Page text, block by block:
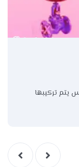
يتم تركيبها